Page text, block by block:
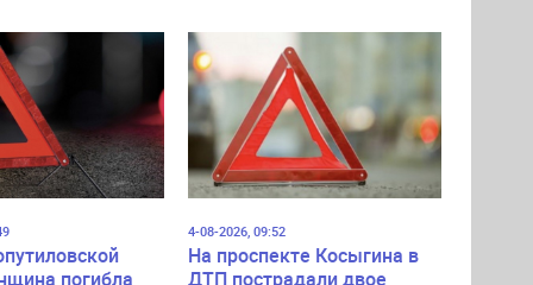
погибла
4-08-2026, 09:52
На проспекте Косыгина в
ДТП пострадали двое